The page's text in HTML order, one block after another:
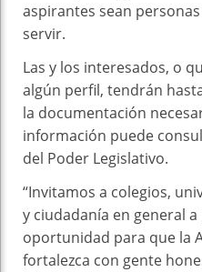
aspirantes sean
servir.
Las y los interesados, o
algún perfil, tendrán
la documentación
información puede
del Poder Legislativo.
“Invitamos a colegios,
y ciudadanía en general
oportunidad para que la
fortalezca con gente